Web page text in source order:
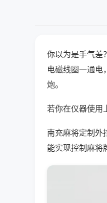
你以为是手气差
电磁线圈一通电
炮。
若你在仪器使用
南充麻将定制外
能实现控制麻将